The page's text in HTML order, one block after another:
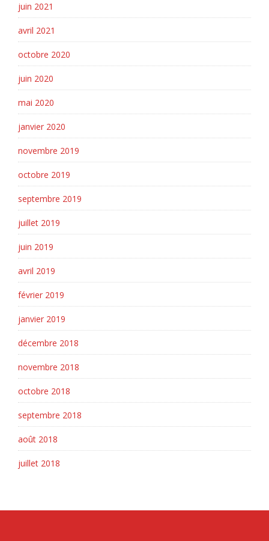
juin 2021
avril 2021
octobre 2020
juin 2020
mai 2020
janvier 2020
novembre 2019
octobre 2019
septembre 2019
juillet 2019
juin 2019
avril 2019
février 2019
janvier 2019
décembre 2018
novembre 2018
octobre 2018
septembre 2018
août 2018
juillet 2018